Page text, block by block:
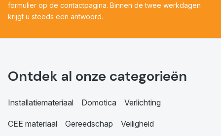
formulier op de contactpagina. Binnen de twee werkdagen
krijgt u steeds een antwoord.
Ontdek al onze categorieën
Installatiemateriaal Domotica Verlichting
CEE materiaal Gereedschap Veiligheid